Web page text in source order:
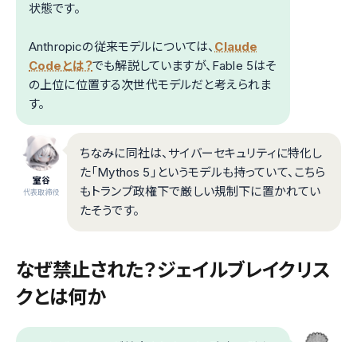
状態です。
Anthropicの従来モデルについては、 Claude
Codeとは？でも解説していますが、Fable 5はそ
の上位に位置する次世代モデルだと考えられま
す。
室谷
代表取締役
ちなみに同社は、サイバーセキュリティに特化し
た「Mythos 5」というモデルも持っていて、こちら
もトランプ政権下で厳しい規制下に置かれてい
たそうです。
なぜ禁止された？ジェイルブレイクリス
クとは何か